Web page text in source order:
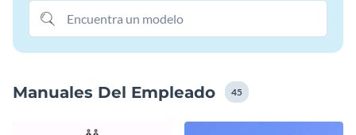
por grandes marcas. Personaliza tu favorito con tu
propio estilo de marca y descárgalo, incrústalo o
compártelo al instante.
Manuales Del Empleado 45